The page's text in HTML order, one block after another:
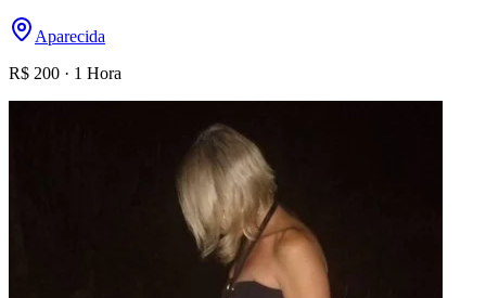
Aparecida
R$ 200 · 1 Hora